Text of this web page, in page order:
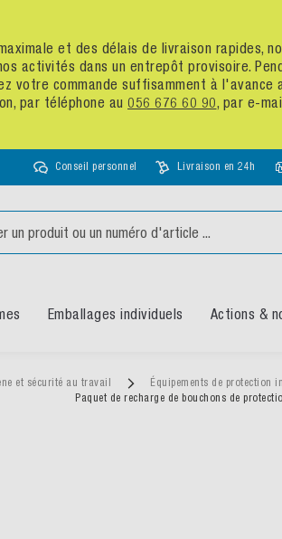
et des délais de livraison rapides,
activités dans un entrepôt provisoire.
votre commande suffisamment à
par téléphone au 056 676 60 90, par e-
Conseil personnel Livraison en 24h
Emballages individuels Actions &
et sécurité au travail Équipements de protection
Paquet de recharge de bouchons de